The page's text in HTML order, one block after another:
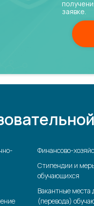
заявке.
Финансово-
Стипендии и
обучающихся
Вакантные места
(перевода)